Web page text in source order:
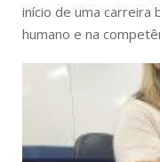
início de uma carreira
humano e na